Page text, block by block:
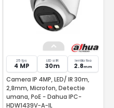
25 fps
4 MP
LED si IR
30m
lentila fixa
2.8mm
Camera IP 4MP, LED/ IR 30m,
2,8mm, Microfon, Detectie
umana, PoE - Dahua IPC-
HDW1439V-A-IL